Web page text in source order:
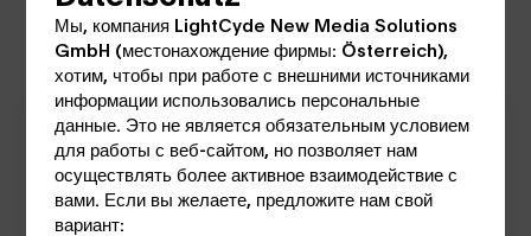
Datum wählen
Heute 08.08
Morgen 09.08
Мы, компания LightCyde New Media Solutions
GmbH (местонахождение фирмы: Österreich),
хотим, чтобы при работе с внешними источниками
информации использовались персональные
данные. Это не является обязательным условием
для работы с веб-сайтом, но позволяет нам
осуществлять более активное взаимодействие с
вами. Если вы желаете, предложите нам свой
вариант: